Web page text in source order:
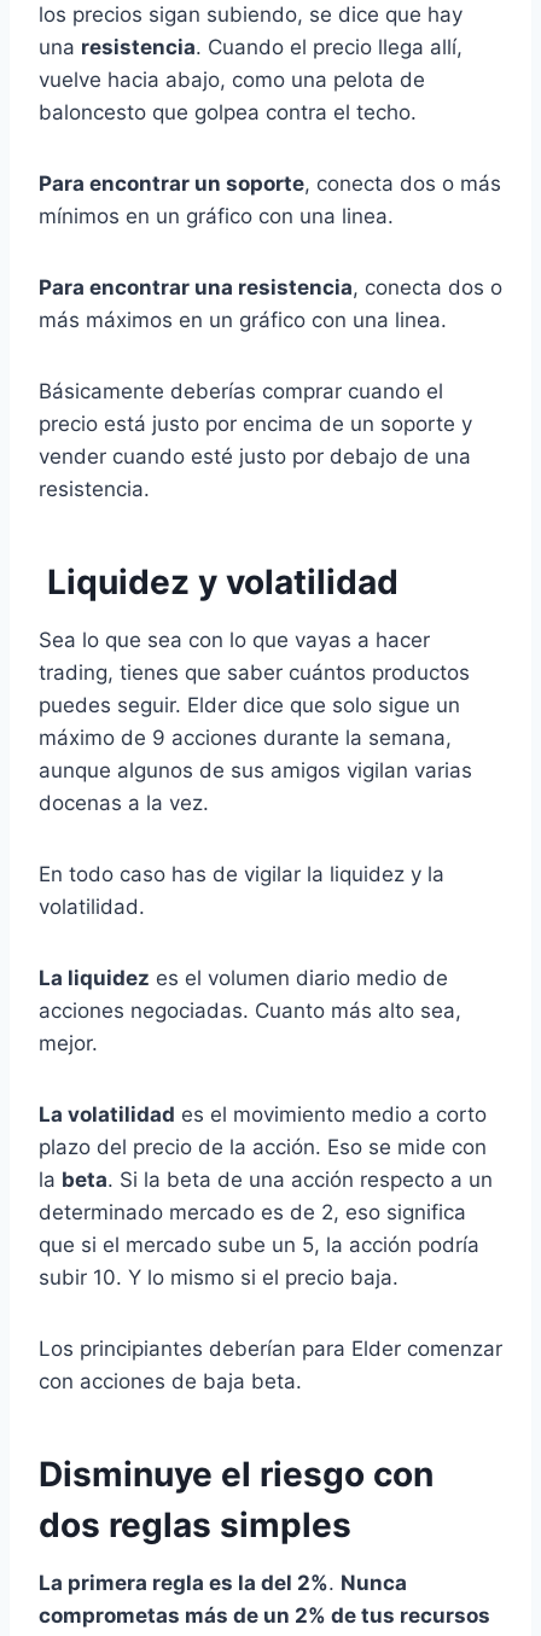
los precios sigan subiendo, se dice que hay
una resistencia. Cuando el precio llega allí,
vuelve hacia abajo, como una pelota de
baloncesto que golpea contra el techo.
Para encontrar un soporte, conecta dos o más
mínimos en un gráfico con una linea.
Para encontrar una resistencia, conecta dos o
más máximos en un gráfico con una linea.
Básicamente deberías comprar cuando el
precio está justo por encima de un soporte y
vender cuando esté justo por debajo de una
resistencia.
Liquidez y volatilidad
Sea lo que sea con lo que vayas a hacer
trading, tienes que saber cuántos productos
puedes seguir. Elder dice que solo sigue un
máximo de 9 acciones durante la semana,
aunque algunos de sus amigos vigilan varias
docenas a la vez.
En todo caso has de vigilar la liquidez y la
volatilidad.
La liquidez es el volumen diario medio de
acciones negociadas. Cuanto más alto sea,
mejor.
La volatilidad es el movimiento medio a corto
plazo del precio de la acción. Eso se mide con
la beta. Si la beta de una acción respecto a un
determinado mercado es de 2, eso significa
que si el mercado sube un 5, la acción podría
subir 10. Y lo mismo si el precio baja.
Los principiantes deberían para Elder comenzar
con acciones de baja beta.
Disminuye el riesgo con
dos reglas simples
La primera regla es la del 2%. Nunca
comprometas más de un 2% de tus recursos